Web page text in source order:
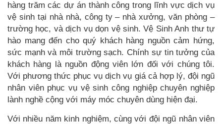
hàng trăm các dự án thành công trong lĩnh vực dịch vụ
vệ sinh tại nhà nhà, công ty – nhà xưởng, văn phòng –
trường học, và dịch vụ dọn vệ sinh. Vệ Sinh Anh thư tự
hào mang đến cho quý khách hàng nguồn cảm hứng,
sức mạnh và môi trường sạch. Chính sự tin tưởng của
khách hàng là nguồn động viên lớn đối với chúng tôi.
Với phương thức phục vụ dịch vụ giá cả hợp lý, đội ngũ
nhân viên phục vụ vệ sinh công nghiệp chuyên nghiệp
lành nghề cộng với máy móc chuyên dùng hiện đại.
Với nhiều năm kinh nghiệm, cùng với đội ngũ nhân viên